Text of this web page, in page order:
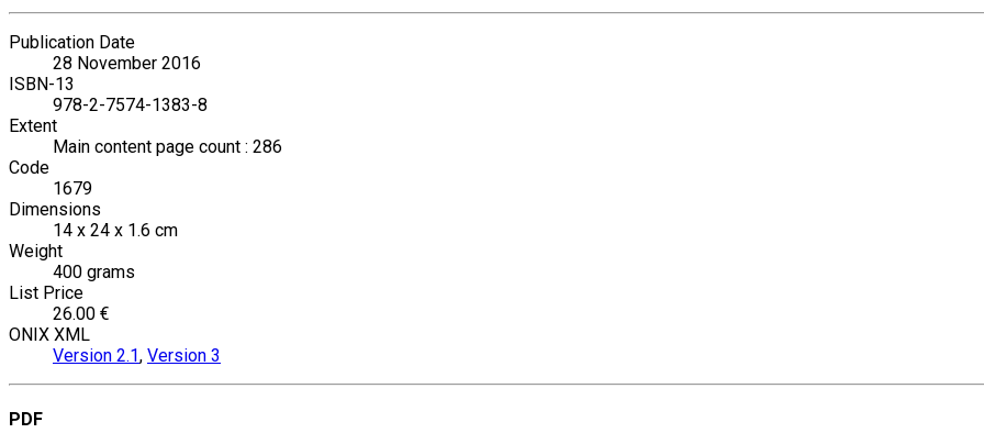
Publication Date
28 November 2016
ISBN-13
978-2-7574-1383-8
Extent
Main content page count : 286
Code
1679
Dimensions
14 x 24 x 1.6 cm
Weight
400 grams
List Price
26.00 €
ONIX XML
Version 2.1, Version 3
PDF